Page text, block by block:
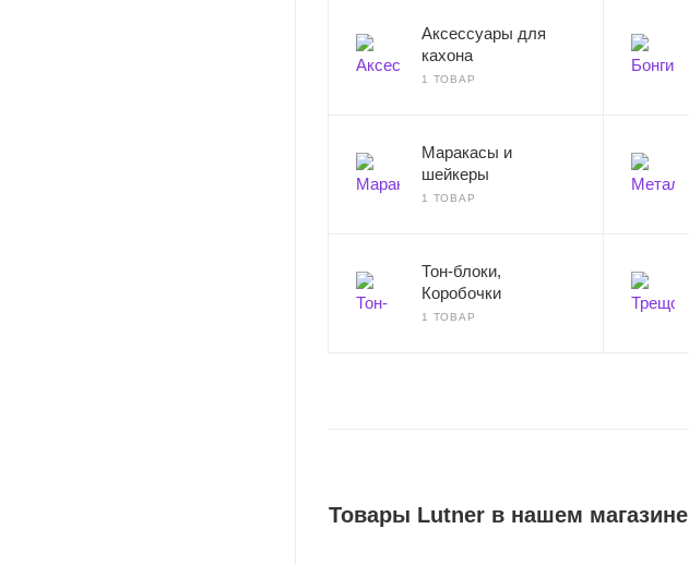
Аксессуары для
кахона
1 ТОВАР
Маракасы и
шейкеры
1 ТОВАР
Тон-блоки,
Коробочки
1 ТОВАР
Товары Lutner в нашем магазине